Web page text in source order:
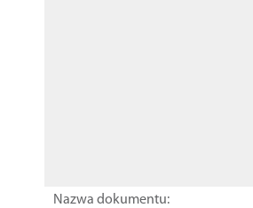
Nazwa dokumentu: